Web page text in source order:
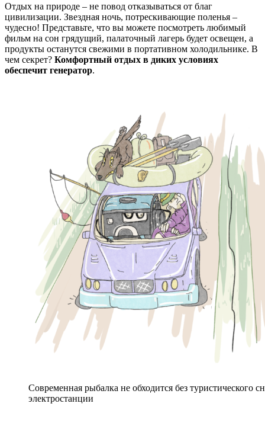
Отдых на природе – не повод отказываться от благ
цивилизации. Звездная ночь, потрескивающие поленья –
чудесно! Представьте, что вы можете посмотреть любимый
фильм на сон грядущий, палаточный лагерь будет освещен, а
продукты останутся свежими в портативном холодильнике. В
чем секрет? Комфортный отдых в диких условиях
обеспечит генератор.
Современная рыбалка не обходится без туристического
электростанции